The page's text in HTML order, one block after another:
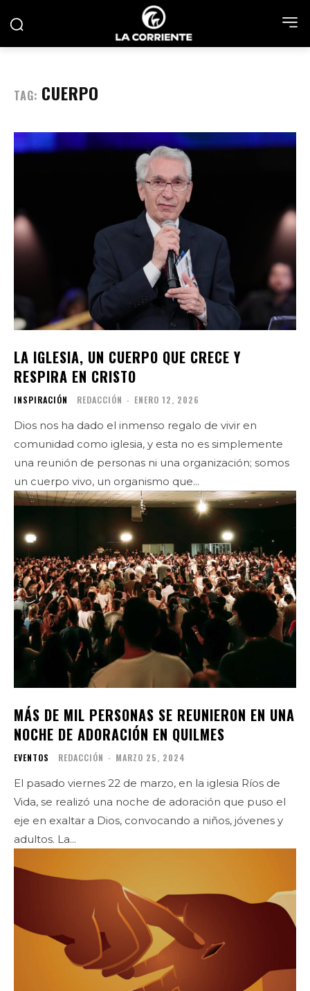
TAG: CUERPO
LA IGLESIA, UN CUERPO QUE CRECE Y
RESPIRA EN CRISTO
INSPIRACIÓN REDACCIÓN - ENERO 12, 2026
Dios nos ha dado el inmenso regalo de vivir en
comunidad como iglesia, y esta no es simplemente
una reunión de personas ni una organización; somos
un cuerpo vivo, un organismo que...
MÁS DE MIL PERSONAS SE REUNIERON EN UNA
NOCHE DE ADORACIÓN EN QUILMES
EVENTOS REDACCIÓN - MARZO 25, 2024
El pasado viernes 22 de marzo, en la iglesia Ríos de
Vida, se realizó una noche de adoración que puso el
eje en exaltar a Dios, convocando a niños, jóvenes y
adultos. La...